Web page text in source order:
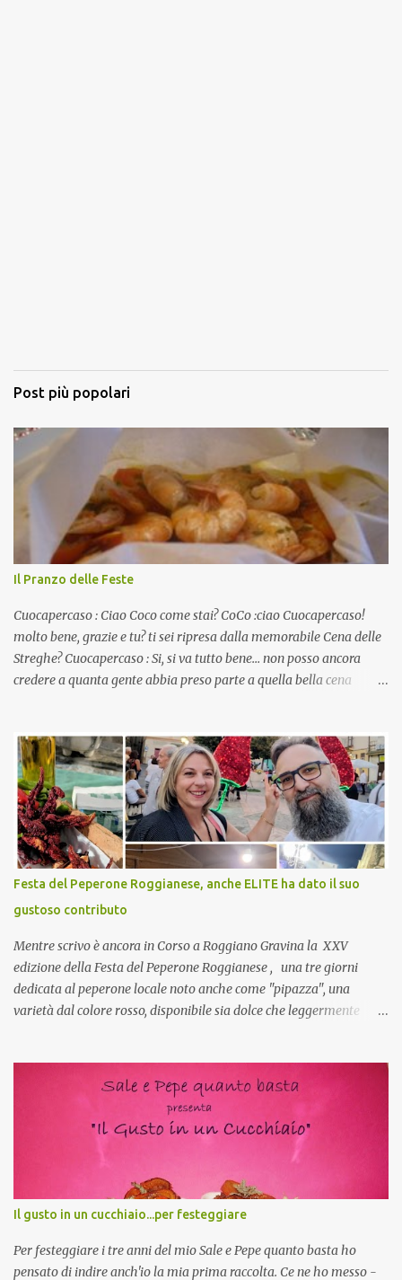
Post più popolari
Il Pranzo delle Feste
Cuocapercaso : Ciao Coco come stai? CoCo :ciao Cuocapercaso!
molto bene, grazie e tu? ti sei ripresa dalla memorabile Cena delle
Streghe? Cuocapercaso : Si, si va tutto bene… non posso ancora
credere a quanta gente abbia preso parte a quella bella cena
pranzo, racconta un po'! Perchè io avrò ospiti e cerco degli spunti...
Cuocapercaso : A dire il vero domenica prossima non preparo
nulla perché vado al Pranzo Aziendale di fine anno organizzato dai
mie capi! CoCo : Pranzo aziendale? Una bella idea! Cuocapercaso :
si, è un modo per riunirsi tutti a fine anno e tirare le somme…
naturalmente mangiando tutti insieme, con grande convivialità!
CoCo : è naturale il cibo, come sappiamo bene, funziona spesso da
collante e anche nel lavoro riesce a creare spesso l’ambiente
favorevole per molte belle opportunità, non trovi? Cuocapercaso :
Si, concordo! …addirittura si dice...
Festa del Peperone Roggianese, anche ELITE ha dato il suo
gustoso contributo
Mentre scrivo è ancora in Corso a Roggiano Gravina la XXV
edizione della Festa del Peperone Roggianese , una tre giorni
dedicata al peperone locale noto anche come "pipazza", una
varietà dal colore rosso, disponibile sia dolce che leggermente
(Pat) della Calabria. Un ingrediente versatile in cucina, utilizzato
fresco o essiccato in ricette della tradizione o in piatti innovativi.
Durante la prima serata dell'evento abbiamo avuto prova della
versatilità di questo ingrediente durante il "2° Concorso
Gastronomico di piatti a base di peperone Roggianese" ideato da
Gina Santagata , presidente dell'associazione Mongolfiera, che ha
visto coinvolte tante associazioni attive sul territorio che hanno
voluto partecipare presentando un loro piatto a base di peperone.
Da giurata del concorso insieme agli chef Francesco Luci e ...
Il gusto in un cucchiaio...per festeggiare
Per festeggiare i tre anni del mio Sale e Pepe quanto basta ho
pensato di indire anch'io la mia prima raccolta. Ce ne ho messo -